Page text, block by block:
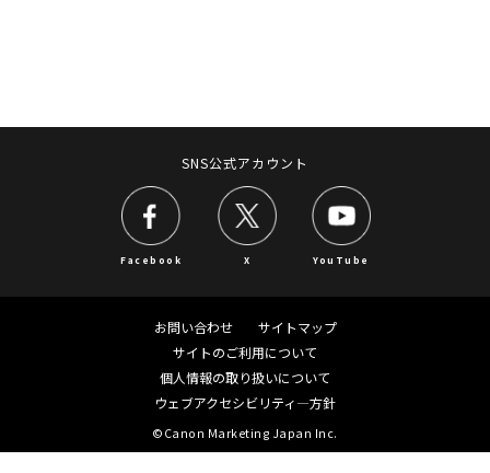
SNS公式アカウント
Facebook X YouTube
お問い合わせ
サイトマップ
サイトのご利用について
個人情報の取り扱いについて
ウェブアクセシビリティ―方針
©Canon Marketing Japan Inc.